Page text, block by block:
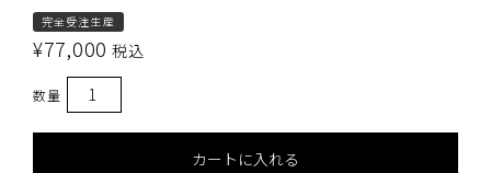
完全受注生産
¥77,000 税込
カートに入れる